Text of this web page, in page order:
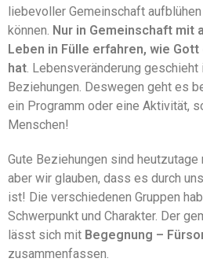
liebevoller Gemeinschaft
können. Nur in Gemeinschaft mit
Leben in Fülle erfahren, wie
hat. Lebensveränderung geschieht
Beziehungen. Deswegen geht es
ein Programm oder eine Aktivität,
Menschen!
Gute Beziehungen sind
aber wir glauben, dass es durch
ist! Die verschiedenen Gruppen
Schwerpunkt und Charakter. Der
lässt sich mit Begegnung –
zusammenfassen.